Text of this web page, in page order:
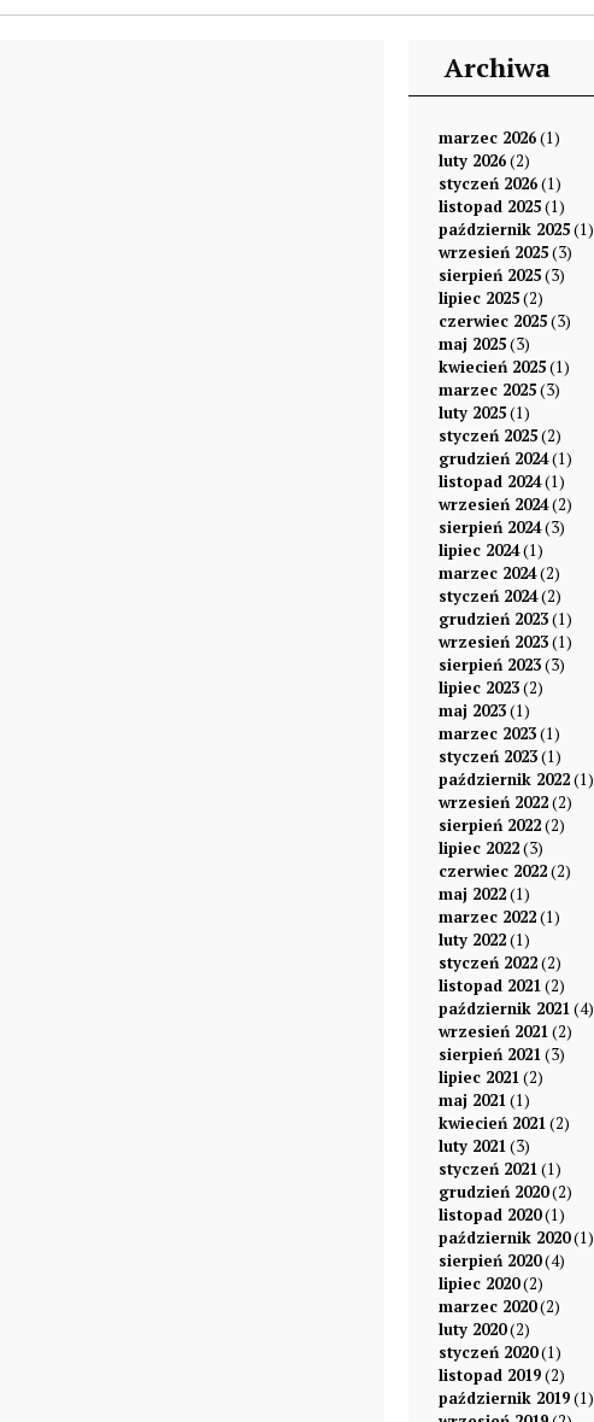
Archiwa
marzec 2026(1)
luty 2026(2)
styczeń 2026(1)
listopad 2025(1)
październik 2025(1)
wrzesień 2025(3)
sierpień 2025(3)
lipiec 2025(2)
czerwiec 2025(3)
maj 2025(3)
kwiecień 2025(1)
marzec 2025(3)
luty 2025(1)
styczeń 2025(2)
grudzień 2024(1)
listopad 2024(1)
wrzesień 2024(2)
sierpień 2024(3)
lipiec 2024(1)
marzec 2024(2)
styczeń 2024(2)
grudzień 2023(1)
wrzesień 2023(1)
sierpień 2023(3)
lipiec 2023(2)
maj 2023(1)
marzec 2023(1)
styczeń 2023(1)
październik 2022(1)
wrzesień 2022(2)
sierpień 2022(2)
lipiec 2022(3)
czerwiec 2022(2)
maj 2022(1)
marzec 2022(1)
luty 2022(1)
styczeń 2022(2)
listopad 2021(2)
październik 2021(4)
wrzesień 2021(2)
sierpień 2021(3)
lipiec 2021(2)
maj 2021(1)
kwiecień 2021(2)
luty 2021(3)
styczeń 2021(1)
grudzień 2020(2)
listopad 2020(1)
październik 2020(1)
sierpień 2020(4)
lipiec 2020(2)
marzec 2020(2)
luty 2020(2)
styczeń 2020(1)
listopad 2019(2)
październik 2019(1)